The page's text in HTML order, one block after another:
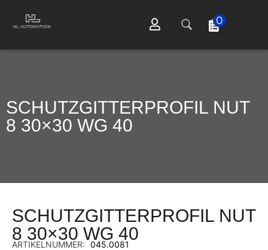
0
SCHUTZGITTERPROFIL NUT
8 30×30 WG 40
SCHUTZGITTERPROFIL NUT
8 30×30 WG 40
ARTIKELNUMMER: 045.0081